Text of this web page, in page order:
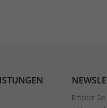
Erhalten